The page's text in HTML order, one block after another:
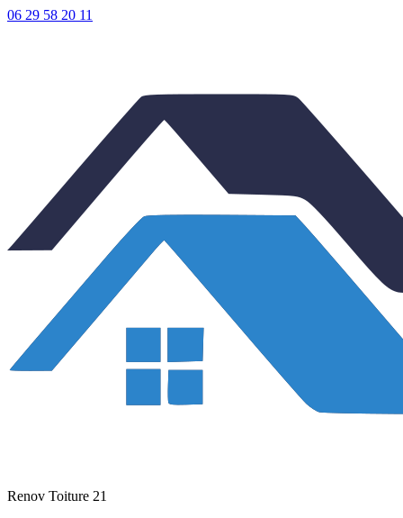
06 29 58 20 11
Renov Toiture 21